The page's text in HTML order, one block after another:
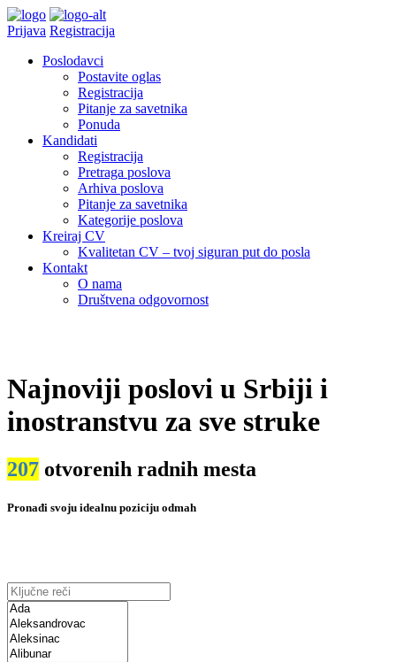
Prijava Registracija
Poslodavci
Postavite oglas
Registracija
Pitanje za savetnika
Ponuda
Kandidati
Registracija
Pretraga poslova
Arhiva poslova
Pitanje za savetnika
Kategorije poslova
Kreiraj CV
Kvalitetan CV – tvoj siguran put do posla
Kontakt
O nama
Društvena odgovornost
Najnoviji poslovi u Srbiji i
inostranstvu za sve struke
207 otvorenih radnih mesta
Pronađi svoju idealnu poziciju odmah